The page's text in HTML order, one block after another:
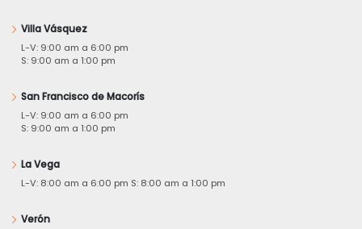
Villa Vásquez
L-V: 9:00 am a 6:00 pm
S: 9:00 am a 1:00 pm
San Francisco de Macorís
L-V: 9:00 am a 6:00 pm
S: 9:00 am a 1:00 pm
La Vega
L-V: 8:00 am a 6:00 pm S: 8:00 am a 1:00 pm
Verón